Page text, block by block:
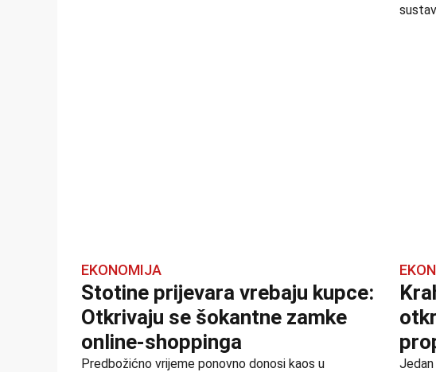
EKONOMIJA
Stotine prijevara vrebaju kupce:
Otkrivaju se šokantne zamke
online-shoppinga
Predbožićno vrijeme ponovno donosi kaos u